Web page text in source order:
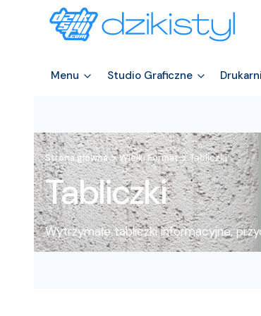
Menu Studio Graficzne
Strona główna Wielki Format Tabliczki
Tabliczki
Wytrzymałe tabliczki informacyjne,